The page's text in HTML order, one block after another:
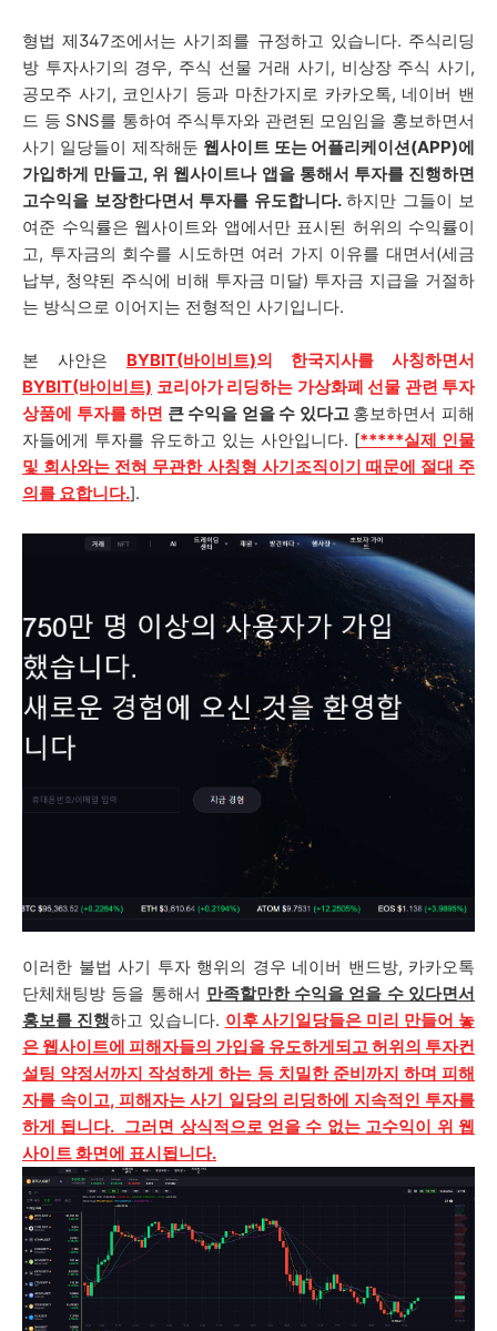
형법 제347조에서는 사기죄를 규정하고 있습니다. 주식리딩
방 투자사기의 경우, 주식 선물 거래 사기, 비상장 주식 사기,
공모주 사기, 코인사기 등과 마찬가지로 카카오톡, 네이버 밴
드 등 SNS를 통하여 주식투자와 관련된 모임임을 홍보하면서
사기 일당들이 제작해둔 웹사이트 또는 어플리케이션(APP)에
가입하게 만들고, 위 웹사이트나 앱을 통해서 투자를 진행하면
고수익을 보장한다면서 투자를 유도합니다. 하지만 그들이 보
여준 수익률은 웹사이트와 앱에서만 표시된 허위의 수익률이
고, 투자금의 회수를 시도하면 여러 가지 이유를 대면서(세금
납부, 청약된 주식에 비해 투자금 미달) 투자금 지급을 거절하
는 방식으로 이어지는 전형적인 사기입니다.
본 사안은 BYBIT(바이비트)의 한국지사를 사칭하면서
BYBIT(바이비트) 코리아가 리딩하는 가상화폐 선물 관련 투자
상품에 투자를 하면 큰 수익을 얻을 수 있다고 홍보하면서 피해
자들에게 투자를 유도하고 있는 사안입니다. [*****실제 인물
및 회사와는 전혀 무관한 사칭형 사기조직이기 때문에 절대 주
의를 요합니다.].
이러한 불법 사기 투자 행위의 경우 네이버 밴드방, 카카오톡
단체채팅방 등을 통해서 만족할만한 수익을 얻을 수 있다면서
홍보를 진행하고 있습니다. 이후 사기일당들은 미리 만들어 놓
은 웹사이트에 피해자들의 가입을 유도하게되고 허위의 투자컨
설팅 약정서까지 작성하게 하는 등 치밀한 준비까지 하며 피해
자를 속이고, 피해자는 사기 일당의 리딩하에 지속적인 투자를
하게 됩니다. 그러면 상식적으로 얻을 수 없는 고수익이 위 웹
사이트 화면에 표시됩니다.